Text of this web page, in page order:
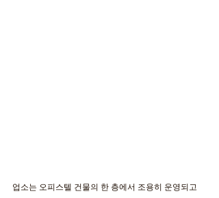
업소는 오피스텔 건물의 한 층에서 조용히 운영되고